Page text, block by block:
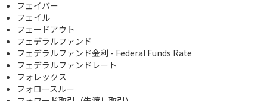
フェイバー
フェイル
フェードアウト
フェデラルファンド
フェデラルファンド金利 - Federal Funds Rate
フェデラルファンドレート
フォレックス
フォロースルー